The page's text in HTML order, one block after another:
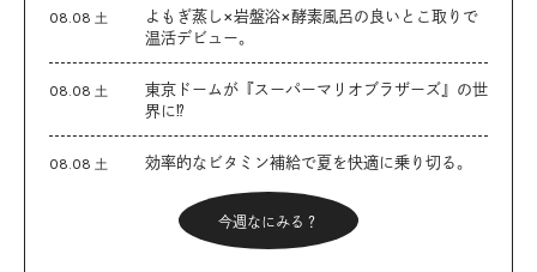
08.08 土
よもぎ蒸し×岩盤浴×酵素風呂の良いとこ取りで
温活デビュー。
08.08 土
東京ドームが『スーパーマリオブラザーズ』の世
界に⁉︎
08.08 土 効率的なビタミン補給で夏を快適に乗り切る。
今週なにみる？